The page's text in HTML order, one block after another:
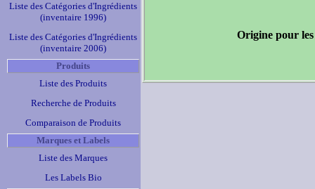
Liste des Catégories d'Ingrédients
(inventaire 1996)
Liste des Catégories d'Ingrédients
(inventaire 2006)
Produits
Liste des Produits
Recherche de Produits
Comparaison de Produits
Marques et Labels
Liste des Marques
Les Labels Bio
Origine pour les